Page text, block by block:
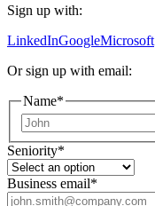
Sign up with:
LinkedInGoogleMicrosoft
Or sign up with email:
Name*
Seniority*
Business email*